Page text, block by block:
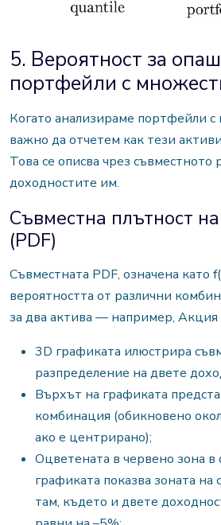
5. Вероятност за
портфейли с
Когато анализираме портфейли
важно да отчетем как тези
Това се описва чрез съвместното
доходностите им.
Съвместна плътност
(PDF)
Съвместната PDF, означена като
вероятността от различни
за два актива — например,
3D графиката илюстрира
разпределение на двете
Върхът на графиката
комбинация (обикновено
ако е центрирано);
Оцветената в червено зона в
графиката показва зоната на
там, където и двете